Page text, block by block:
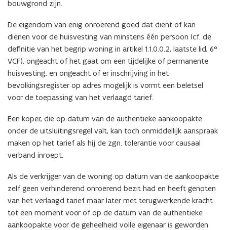
bouwgrond zijn.
De eigendom van enig onroerend goed dat dient of kan
dienen voor de huisvesting van minstens één persoon (cf. de
definitie van het begrip woning in artikel 1.1.0.0.2, laatste lid, 6°
VCF), ongeacht of het gaat om een tijdelijke of permanente
huisvesting, en ongeacht of er inschrijving in het
bevolkingsregister op adres mogelijk is vormt een beletsel
voor de toepassing van het verlaagd tarief.
Een koper, die op datum van de authentieke aankoopakte
onder de uitsluitingsregel valt, kan toch onmiddellijk aanspraak
maken op het tarief als hij de zgn. tolerantie voor causaal
verband inroept.
Als de verkrijger van de woning op datum van de aankoopakte
zelf geen verhinderend onroerend bezit had en heeft genoten
van het verlaagd tarief maar later met terugwerkende kracht
tot een moment voor of op de datum van de authentieke
aankoopakte voor de geheelheid volle eigenaar is geworden